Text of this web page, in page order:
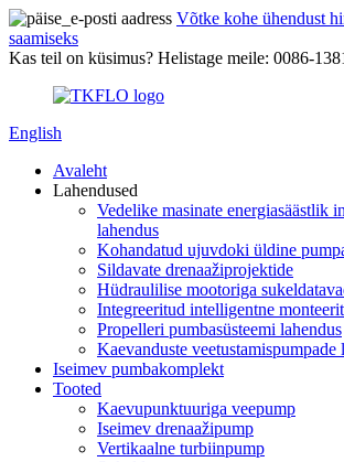
Võtke kohe ühendust
saamiseks
Kas teil on küsimus? Helistage meile: 0086-
English
Avaleht
Lahendused
Vedelike masinate energiasäästlik
lahendus
Kohandatud ujuvdoki üldine
Sildavate drenaažiprojektide
Hüdraulilise mootoriga
Integreeritud intelligentne
Propelleri pumbasüsteemi lahendus
Kaevanduste veetustamispumpade
Iseimev pumbakomplekt
Tooted
Kaevupunktuuriga veepump
Iseimev drenaažipump
Vertikaalne turbiinpump